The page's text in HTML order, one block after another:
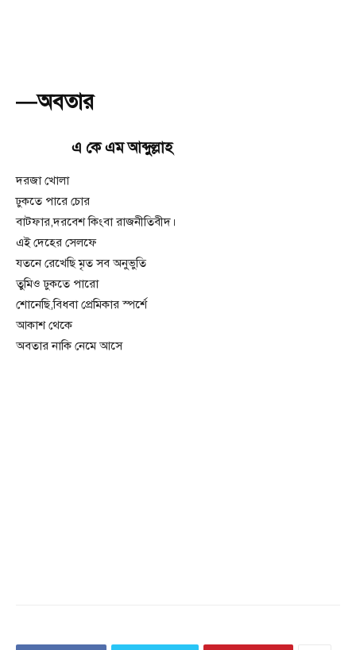
—অবতার
এ কে এম আব্দুল্লাহ
দরজা খোলা
ঢুকতে পারে চোর
বাটফার,দরবেশ কিংবা রাজনীতিবীদ।
এই দেহের সেলফে
যতনে রেখেছি মৃত সব অনুভুতি
তুমিও ঢুকতে পারো
শোনেছি,বিধবা প্রেমিকার স্পর্শে
আকাশ থেকে
অবতার নাকি নেমে আসে